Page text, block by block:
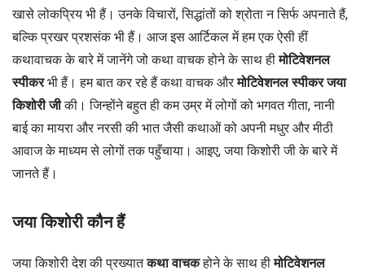
खासे लोकप्रिय भी हैं। उनके विचारों, सिद्धांतों को श्रोता न सिर्फ अपनाते हैं,
बल्कि प्रखर प्रशसंक भी हैं। आज इस आर्टिकल में हम एक ऐसी हीं
कथावाचक के बारे में जानेंगे जो कथा वाचक होने के साथ हीमोटिवेशनल
स्पीकरभी हैं। हम बात कर रहे हैं कथा वाचक औरमोटिवेशनल स्पीकर जया
किशोरी जीकी। जिन्होंने बहुत ही कम उम्र में लोगों को भगवत गीता, नानी
बाई का मायरा और नरसी की भात जैसी कथाओं को अपनी मधुर और मीठी
आवाज के माध्यम से लोगों तक पहुँचाया। आइए, जया किशोरी जी के बारे में
जानते हैं।
जया किशोरी कौन हैं
जया किशोरी देश की प्रख्यातकथा वाचकहोने के साथ हीमोटिवेशनल